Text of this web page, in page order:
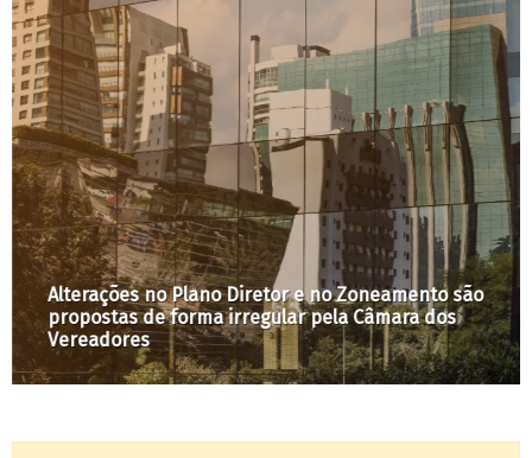
Alterações no Plano Diretor e no Zoneamento são
propostas de forma irregular pela Câmara dos
Vereadores